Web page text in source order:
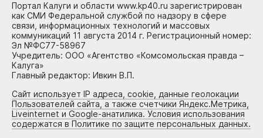
Портал Калуги и области www.kp40.ru зарегистрирован
как СМИ Федеральной службой по надзору в сфере
связи, информационных технологий и массовых
коммуникаций 11 августа 2014 г. Регистрационный номер:
Эл №ФС77-58967
Учредитель: ООО «Агентство «Комсомольская правда –
Калуга»
Главный редактор: Ивкин В.П.
Сайт использует IP адреса, cookie, данные геолокации
Пользователей сайта, а также счетчики Яндекс.Метрика,
Liveinternet и Google-анатилика. Условия использования
содержатся в Политике по защите персональных данных.